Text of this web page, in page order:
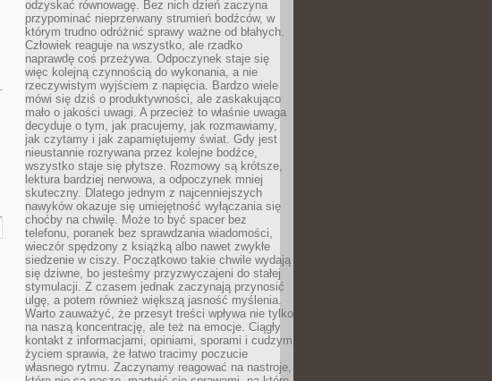
odzyskać równowagę. Bez nich dzień zaczyna
przypominać nieprzerwany strumień bodźców, w
którym trudno odróżnić sprawy ważne od błahych.
Człowiek reaguje na wszystko, ale rzadko
naprawdę coś przeżywa. Odpoczynek staje się
więc kolejną czynnością do wykonania, a nie
rzeczywistym wyjściem z napięcia. Bardzo wiele
mówi się dziś o produktywności, ale zaskakująco
mało o jakości uwagi. A przecież to właśnie uwaga
decyduje o tym, jak pracujemy, jak rozmawiamy,
jak czytamy i jak zapamiętujemy świat. Gdy jest
nieustannie rozrywana przez kolejne bodźce,
wszystko staje się płytsze. Rozmowy są krótsze,
lektura bardziej nerwowa, a odpoczynek mniej
skuteczny. Dlatego jednym z najcenniejszych
nawyków okazuje się umiejętność wyłączania się
choćby na chwilę. Może to być spacer bez
telefonu, poranek bez sprawdzania wiadomości,
wieczór spędzony z książką albo nawet zwykłe
siedzenie w ciszy. Początkowo takie chwile wydają
się dziwne, bo jesteśmy przyzwyczajeni do stałej
stymulacji. Z czasem jednak zaczynają przynosić
ulgę, a potem również większą jasność myślenia.
Warto zauważyć, że przesyt treści wpływa nie tylko
na naszą koncentrację, ale też na emocje. Ciągły
kontakt z informacjami, opiniami, sporami i cudzym
życiem sprawia, że łatwo tracimy poczucie
własnego rytmu. Zaczynamy reagować na nastroje,